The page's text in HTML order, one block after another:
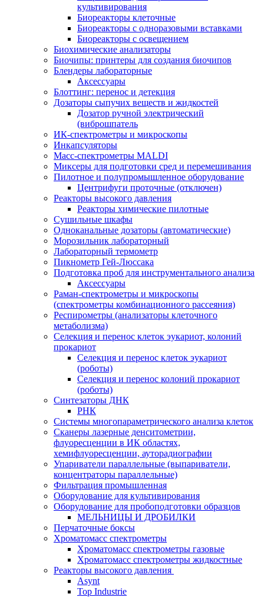
культивирования
Биореакторы клеточные
Биореакторы с одноразовыми вставками
Биореакторы с освещением
Биохимические анализаторы
Биочипы: принтеры для создания биочипов
Блендеры лабораторные
Аксессуары
Блоттинг: перенос и детекция
Дозаторы сыпучих веществ и жидкостей
Дозатор ручной электрический
(виброшпатель
ИК-спектрометры и микроскопы
Инкапсуляторы
Масс-спектрометры MALDI
Миксеры для подготовки сред и перемешивания
Пилотное и полупромышленное оборудование
Центрифуги проточные (отключен)
Реакторы высокого давления
Реакторы химические пилотные
Сушильные шкафы
Одноканальные дозаторы (автоматические)
Морозильник лабораторный
Лабораторный термометр
Пикнометр Гей-Люссака
Подготовка проб для инструментального анализа
Аксессуары
Раман-спектрометры и микроскопы
(спектрометры комбинационного рассеяния)
Респирометры (анализаторы клеточного
метаболизма)
Селекция и перенос клеток эукариот, колоний
прокариот
Селекция и перенос клеток эукариот
(роботы)
Селекция и перенос колоний прокариот
(роботы)
Синтезаторы ДНК
РНК
Системы многопараметрического анализа клеток
Сканеры лазерные денситометрии,
флуоресценции в ИК областях,
хемифлуоресценции, ауторадиографии
Упариватели параллельные (выпариватели,
концентраторы параллельные)
Фильтрация промышленная
Оборудование для культивирования
Оборудование для пробоподготовки образцов
МЕЛЬНИЦЫ И ДРОБИЛКИ
Перчаточные боксы
Хроматомасс спектрометры
Хроматомасс спектрометры газовые
Хроматомасс спектрометры жидкостные
Реакторы высокого давления
Asynt
Top Industrie